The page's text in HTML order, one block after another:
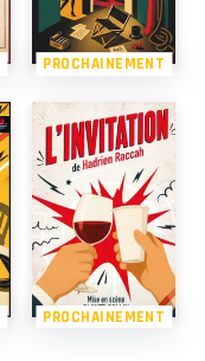
PROCHAINEMENT
PROCHAINEMENT